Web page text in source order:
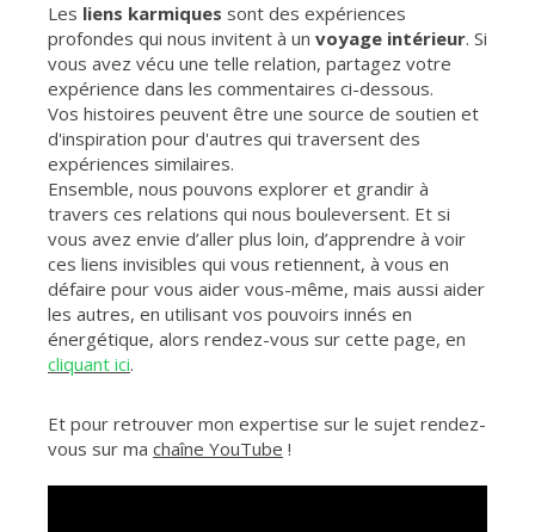
Les liens karmiques sont des expériences
profondes qui nous invitent à un voyage intérieur. Si
vous avez vécu une telle relation, partagez votre
expérience dans les commentaires ci-dessous.
Vos histoires peuvent être une source de soutien et
d'inspiration pour d'autres qui traversent des
expériences similaires.
Ensemble, nous pouvons explorer et grandir à
travers ces relations qui nous bouleversent. Et si
vous avez envie d’aller plus loin, d’apprendre à voir
ces liens invisibles qui vous retiennent, à vous en
défaire pour vous aider vous-même, mais aussi aider
les autres, en utilisant vos pouvoirs innés en
énergétique, alors rendez-vous sur cette page, en
cliquant ici.
Et pour retrouver mon expertise sur le sujet rendez-
vous sur ma chaîne YouTube !